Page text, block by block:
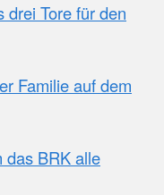
BRK in Cham
oder Bekannte,
Chamer
zur
drei Tore für den
Familie auf dem
das BRK alle